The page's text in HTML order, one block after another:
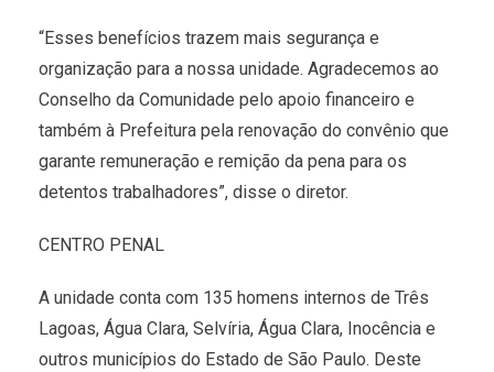
“Esses benefícios trazem mais segurança e
organização para a nossa unidade. Agradecemos ao
Conselho da Comunidade pelo apoio financeiro e
também à Prefeitura pela renovação do convênio que
garante remuneração e remição da pena para os
detentos trabalhadores”, disse o diretor.
CENTRO PENAL
A unidade conta com 135 homens internos de Três
Lagoas, Água Clara, Selvíria, Água Clara, Inocência e
outros municípios do Estado de São Paulo. Deste